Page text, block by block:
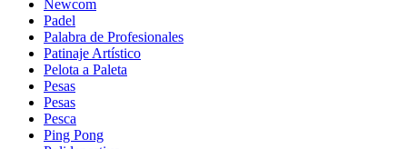
Newcom
Padel
Palabra de Profesionales
Patinaje Artístico
Pelota a Paleta
Pesas
Pesas
Pesca
Ping Pong